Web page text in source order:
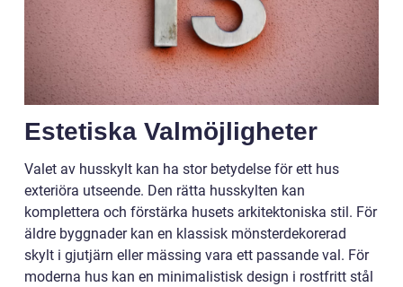
Estetiska Valmöjligheter
Valet av husskylt kan ha stor betydelse för ett hus
exteriöra utseende. Den rätta husskylten kan
komplettera och förstärka husets arkitektoniska stil. För
äldre byggnader kan en klassisk mönsterdekorerad
skylt i gjutjärn eller mässing vara ett passande val. För
moderna hus kan en minimalistisk design i rostfritt stål